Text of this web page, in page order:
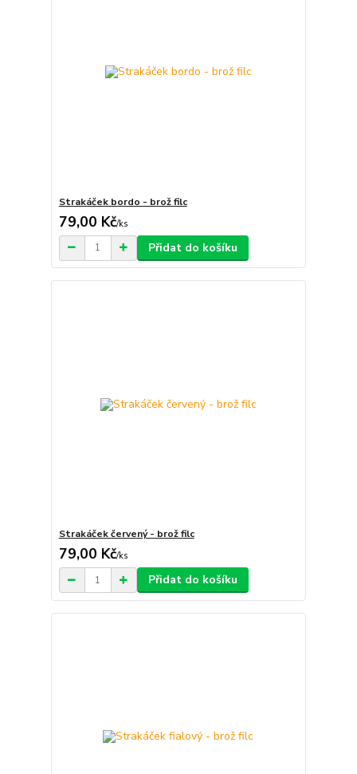
Strakáček bordo - brož filc
79,00 Kč/ks
Přidat do košíku
Strakáček červený - brož filc
79,00 Kč/ks
Přidat do košíku